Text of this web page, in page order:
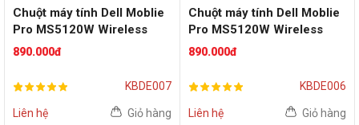
Chuột máy tính Dell Moblie
Pro MS5120W Wireless
(Titan Gray)
890.000đ
KBDE007
Liên hệ Giỏ hàng
Chuột máy tính Dell Moblie
Pro MS5120W Wireless
(Black)
890.000đ
KBDE006
Liên hệ Giỏ hàng